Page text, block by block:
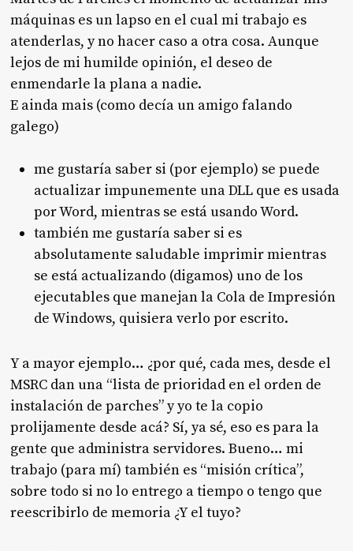
máquinas es un lapso en el cual mi trabajo es
atenderlas, y no hacer caso a otra cosa. Aunque
lejos de mi humilde opinión, el deseo de
enmendarle la plana a nadie.
E ainda mais (como decía un amigo falando
galego)
me gustaría saber si (por ejemplo) se puede
actualizar impunemente una DLL que es usada
por Word, mientras se está usando Word.
también me gustaría saber si es
absolutamente saludable imprimir mientras
se está actualizando (digamos) uno de los
ejecutables que manejan la Cola de Impresión
de Windows, quisiera verlo por escrito.
Y a mayor ejemplo… ¿por qué, cada mes, desde el
MSRC dan una “lista de prioridad en el orden de
instalación de parches” y yo te la copio
prolijamente desde acá? Sí, ya sé, eso es para la
gente que administra servidores. Bueno… mi
trabajo (para mí) también es “misión crítica”,
sobre todo si no lo entrego a tiempo o tengo que
reescribirlo de memoria ¿Y el tuyo?